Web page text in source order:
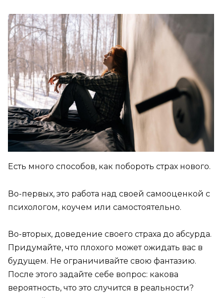
Есть много способов, как побороть страх нового.
Во-первых, это работа над своей самооценкой с
психологом, коучем или самостоятельно.
Во-вторых, доведение своего страха до абсурда.
Придумайте, что плохого может ожидать вас в
будущем. Не ограничивайте свою фантазию.
После этого задайте себе вопрос: какова
вероятность, что это случится в реальности?